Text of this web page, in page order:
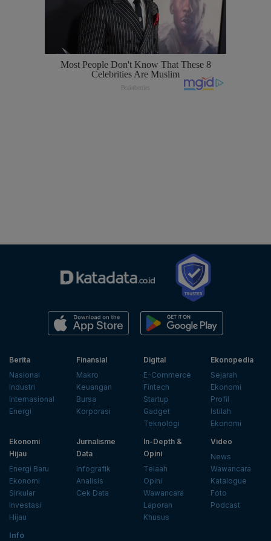
Berita
Nasional
Industri
Internasional
Energi
Finansial
Makro
Keuangan
Bursa
Korporasi
Digital
E-Commerce
Fintech
Startup
Gadget
Teknologi
Ekonopedia
Sejarah
Ekonomi
Profil
Istilah
Ekonomi
Ekonomi
Hijau
Energi Baru
Ekonomi
Sirkular
Investasi
Hijau
Jurnalisme
Data
Infografik
Analisis
Cek Data
In-Depth &
Opini
Telaah
Opini
Wawancara
Laporan
Khusus
Video
News
Wawancara
Katalogue
Foto
Podcast
Info